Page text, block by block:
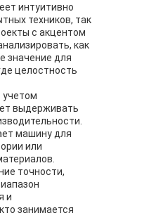
интуитивно
техников, так
с акцентом
как
значение для
целостность
учетом
выдерживать
машину для
или
точности,
и
занимается